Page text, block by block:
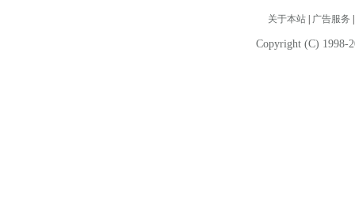
关于本站| 广告服务
Copyright (C) 1998-